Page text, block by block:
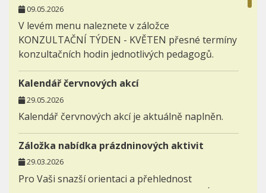
09.05.2026
V levém menu naleznete v záložce
KONZULTAČNÍ TÝDEN - KVĚTEN přesné termíny
konzultačních hodin jednotlivých pedagogů.
Kalendář červnových akcí
29.05.2026
Kalendář červnových akcí je aktuálně naplněn.
Záložka nabídka prázdninových aktivit
29.03.2026
Pro Vaši snazší orientaci a přehlednost